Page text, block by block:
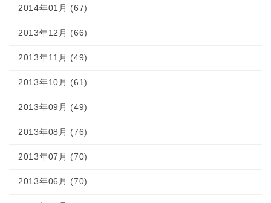
2014年01月 (67)
2013年12月 (66)
2013年11月 (49)
2013年10月 (61)
2013年09月 (49)
2013年08月 (76)
2013年07月 (70)
2013年06月 (70)